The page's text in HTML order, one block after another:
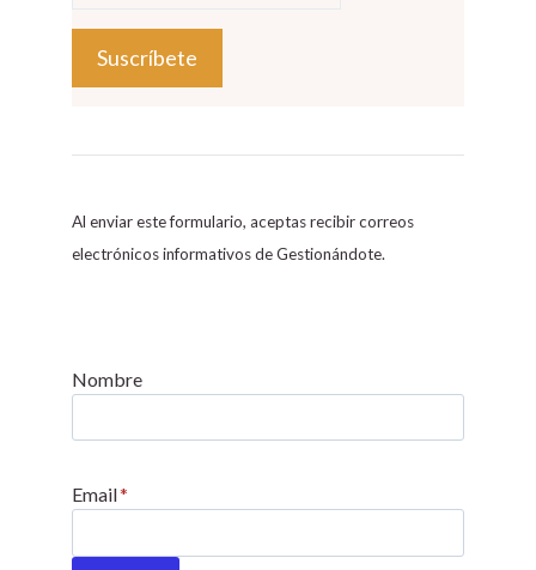
o
s
t
C
n
a
Al enviar este formulario, aceptas recibir correos
electrónicos informativos de Gestionándote.
Nombre
Email*